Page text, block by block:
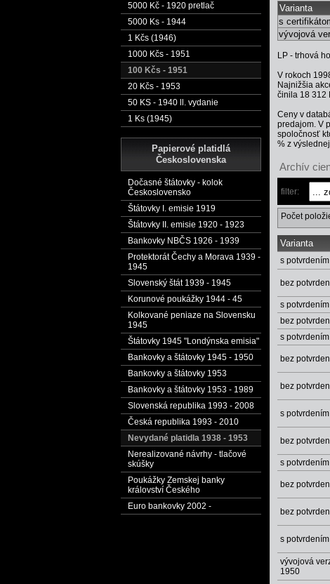
5000 Kč - 1920 pretlač
5000 Ks - 1944
1 Kčs (1946)
1000 Kčs - 1951
100 Kčs - 1951
20 Kčs - 1953
50 KS - 1940 ll. vydanie
1 Ks (1945)
Papierové platidlá
Československa
Dočasné štátovky - kolok
Československo
Štátovky I. emisie 1919
Štátovky II. emisie 1920 - 1923
Bankovky NBČS 1926 - 1939
Protektorát Čechy a Morava 1939 -
1945
Slovenský štát 1939 - 1945
Korunové poukážky 1944 - 45
Kolkované peniaze na Slovensku
1945
Štátovky 1945 "Londýnska emisia"
Bankovky a štátovky 1945 - 1950
Bankovky a štátovky 1953
Bankovky a štátovky 1953 - 1989
Slovenská republika 1993 - 2008
Česká republika 1993 - 2010
Nevydané platidla 1938 - 1953
Nerealizované návrhy - tlačové
skúšky
Poukážky Zemskej banky
království Českého
Euro bankovky 2002 -
Varianta
s
vývojová
LP - trhová
V rokoch
Najnižšia
činila 18 312
Ceny v
predajom. V
spoločnosť
% z
Archív
filter:
Počet
Varianta
s
bez
s
bez
s
bez
bez
s
bez
s
bez
bez
s
vývojová
1950